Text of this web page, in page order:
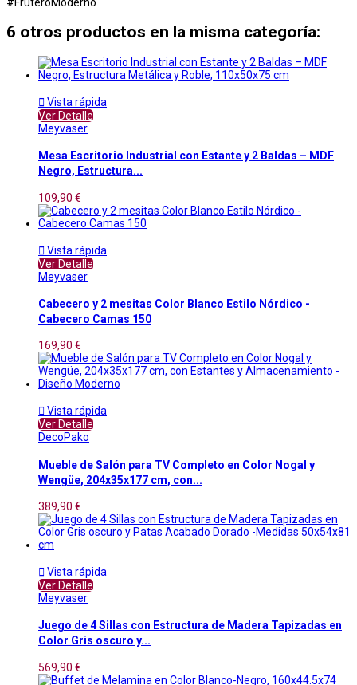
6 otros productos en la misma categoría:
 Vista rápida
Ver Detalle
Meyvaser
Mesa Escritorio Industrial con Estante y 2 Baldas – MDF
Negro, Estructura...
109,90 €
 Vista rápida
Ver Detalle
Meyvaser
Cabecero y 2 mesitas Color Blanco Estilo Nórdico -
Cabecero Camas 150
169,90 €
 Vista rápida
Ver Detalle
DecoPako
Mueble de Salón para TV Completo en Color Nogal y
Wengüe, 204x35x177 cm, con...
389,90 €
 Vista rápida
Ver Detalle
Meyvaser
Juego de 4 Sillas con Estructura de Madera Tapizadas en
Color Gris oscuro y...
569,90 €